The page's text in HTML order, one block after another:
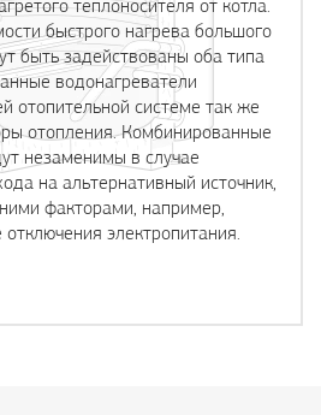
теплоносителя от котла.
быстрого нагрева большого
быть задействованы оба типа
водонагреватели
отопительной системе так же
отопления. Комбинированные
незаменимы в случае
на альтернативный источник,
факторами, например,
электропитания.